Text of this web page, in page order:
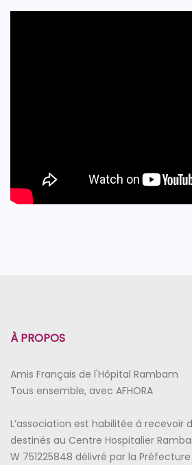
À PROPOS
Amis Français de l'Hôpital Rambam
Tous ensemble, avec AFHORA
L’association est habilitée à recevoir
destinés au Centre Hospitalier
W 751225848 délivré par la